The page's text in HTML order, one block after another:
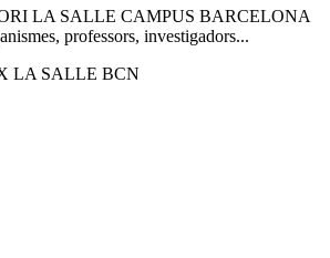
LA SALLE CAMPUS BARCELONA
professors, investigadors...
LA SALLE BCN